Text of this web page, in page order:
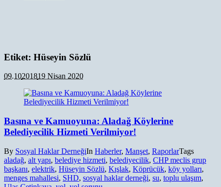
Etiket: Hüseyin Sözlü
09.10201819 Nisan 2020
Basına ve Kamuoyuna: Aladağ Köylerine
Belediyecilik Hizmeti Verilmiyor!
By Sosyal Haklar DerneğiIn Haberler, Manşet, RaporlarTags
aladağ, alt yapı, belediye hizmeti, belediyecilik, CHP meclis grup
başkanı, elektrik, Hüseyin Sözlü, Kışlak, Köprücük, köy yolları,
menges mahallesi, SHD, sosyal haklar derneği, su, toplu ulaşım,